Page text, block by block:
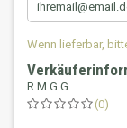
Wenn lieferbar,
R.M.G.G
(0)